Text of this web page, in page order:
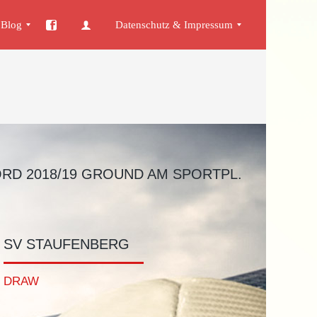
Blog Datenschutz & Impressum
2018/19 GROUND AM SPORTPL.
SV STAUFENBERG
DRAW